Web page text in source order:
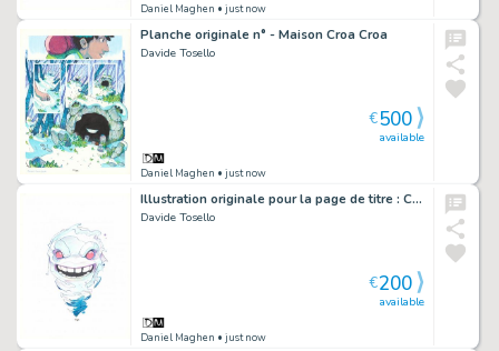
Daniel Maghen • just now
Planche originale n° - Maison Croa Croa
Davide Tosello
Daniel Maghen • just now
available
€500
Illustration originale pour la page de titre : Chapitre 07, Sous l'herbe - Maison Croa Croa
Davide Tosello
Daniel Maghen • just now
available
€200